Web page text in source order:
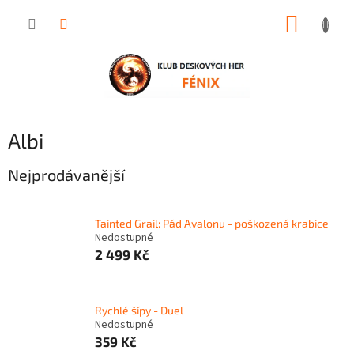
Albi
Nejprodávanější
Tainted Grail: Pád Avalonu - poškozená krabice
Nedostupné
2 499 Kč
Rychlé šípy - Duel
Nedostupné
359 Kč